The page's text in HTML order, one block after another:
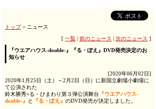
トップ> ニュース
[ 一覧 前のニュース 次のニュース ]
『ウエアハウス-double-』『る・ぽえ』DVD発売決定のお
知らせ
[2020年06月02日]
2020年1月25日（土）～2月2日（日）に新国立劇場小劇場に
て公演された
鈴木勝秀×る・ひまわり第３弾公演舞台 『ウエアハウス-
double-』
と 『る・ぽえ』 のDVD発売が決定しました。